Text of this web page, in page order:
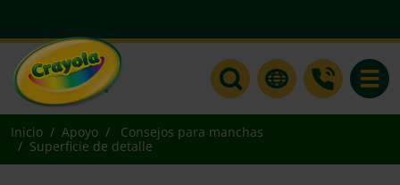
Inicio Apoyo
Consejos para manchas
Superficie de detalle